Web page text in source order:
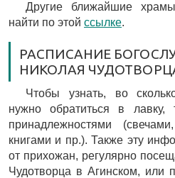
Другие ближайшие
найти по этой ссылке.
РАСПИСАНИЕ
НИКОЛАЯ
Чтобы узнать, во
нужно обратиться в лавку,
принадлежностями
книгами и пр.). Также эту
от прихожан, регулярно
Чудотворца в Агинском, или